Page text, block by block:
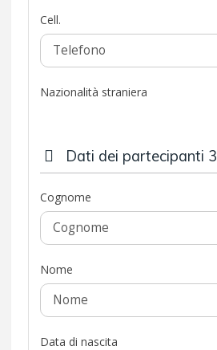
Cell.
Nazionalità straniera
Dati dei partecipanti 3
Cognome
Nome
Data di nascita